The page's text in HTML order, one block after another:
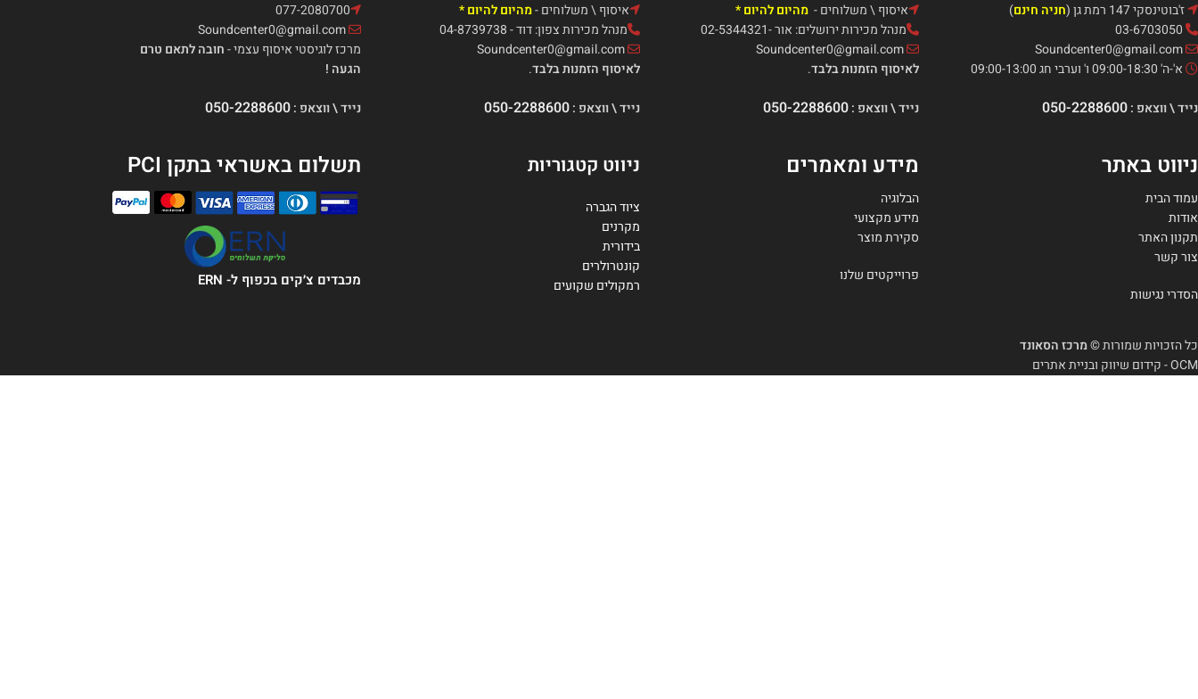
077-2080700
Soundcenter0@gmail.com
מרכז לוגיסטי איסוף עצמי -חובה לתאם טרם
הגעה !
נייד \ ווצאפ :050-2288600
תשלום באשראי בתקן PCI
מכבדים צ׳קים בכפוף ל- ERN
איסוף \ משלוחים -מהיום להיום *
מנהל מכירות צפון: דוד - 04-8739738
Soundcenter0@gmail.com
לאיסוף הזמנות בלבד.
נייד \ ווצאפ :050-2288600
ניווט קטגוריות
ציוד הגברה
מקרנים
בידורית
קונטרולרים
רמקולים שקועים
איסוף \ משלוחים - מהיום להיום *
מנהל מכירות ירושלים: אור -02-5344321
Soundcenter0@gmail.com
לאיסוף הזמנות בלבד.
נייד \ ווצאפ :050-2288600
מידע ומאמרים
הבלוגיה
מידע מקצועי
סקירת מוצר
פרוייקטים שלנו
ז'בוטינסקי 147 רמת גן ( חניה חינם)
א'-ה' 09:00-18:30 ו' וערבי חג 09:00-13:00
נייד \ ווצאפ :050-2288600
ניווט באתר
עמוד הבית
אודות
תקנון האתר
צור קשר
הסדרי נגישות
כל הזכויות שמורות© מרכז הסאונד
OCM - קידום שיווק ובניית אתרים